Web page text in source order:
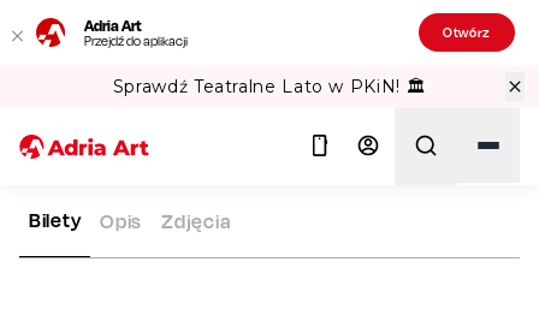
Adria Art
Przejdź do aplikacji Otwórz
Sprawdź Teatralne Lato w PKiN! 🏛️
ADRIA ART ARTYŚCI ZBIGNIEW ZAMACHOWSKI
Bilety Opis Zdjęcia